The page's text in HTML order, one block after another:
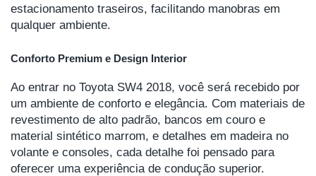
estacionamento traseiros, facilitando manobras em
qualquer ambiente.
Conforto Premium e Design Interior
Ao entrar no Toyota SW4 2018, você será recebido por
um ambiente de conforto e elegância. Com materiais de
revestimento de alto padrão, bancos em couro e
material sintético marrom, e detalhes em madeira no
volante e consoles, cada detalhe foi pensado para
oferecer uma experiência de condução superior.